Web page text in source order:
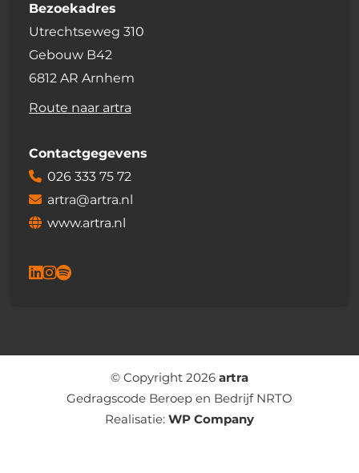
Bezoekadres
Utrechtseweg 310
Gebouw B42
6812 AR Arnhem
Route naar artra
Contactgegevens
026 333 75 72
artra@artra.nl
www.artra.nl
© Copyright 2026 artra
Gedragscode Beroep en Bedrijf NRTO
Realisatie: WP Company